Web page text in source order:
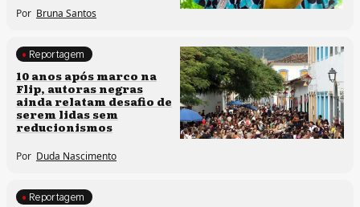
Por Bruna Santos
Processos artísticos
Reportagem
10 anos após marco na
Flip, autoras negras
ainda relatam desafio de
serem lidas sem
reducionismos
Por Duda Nascimento
Reportagem